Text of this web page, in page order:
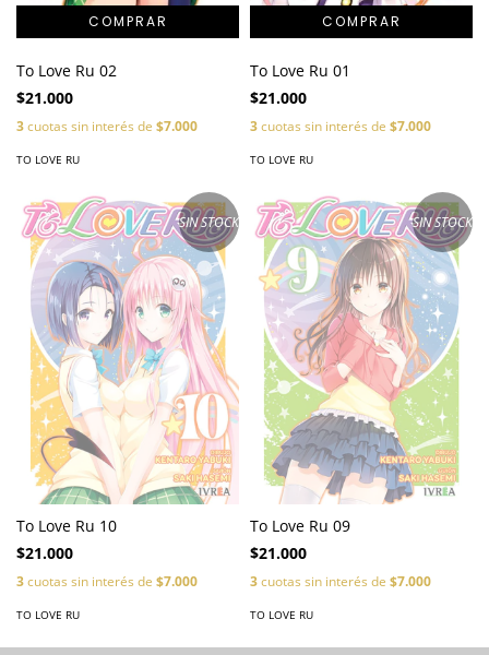
To Love Ru 02
$21.000
3cuotas sin interés de $7.000
TO LOVE RU
To Love Ru 01
$21.000
3cuotas sin interés de $7.000
TO LOVE RU
SIN STOCK
To Love Ru 10
$21.000
3cuotas sin interés de $7.000
TO LOVE RU
SIN STOCK
To Love Ru 09
$21.000
3cuotas sin interés de $7.000
TO LOVE RU